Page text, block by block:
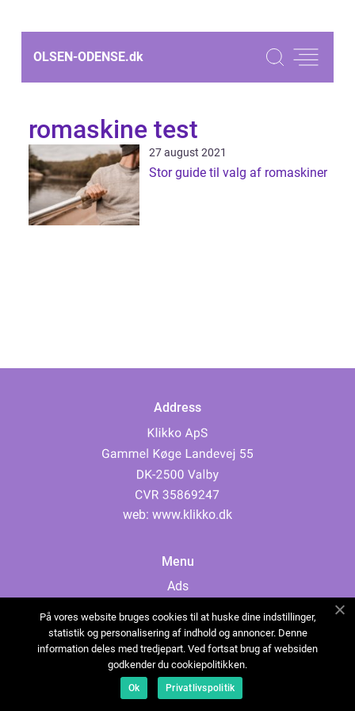
OLSEN-ODENSE.dk
romaskine test
27 august 2021
Stor guide til valg af romaskiner
Address
web: www.klikko.dk
Menu
Ads
Cookies
Contact
Sitemap
På vores website bruges cookies til at huske dine indstillinger,
statistik og personalisering af indhold og annoncer. Denne
information deles med tredjepart. Ved fortsat brug af websiden
godkender du cookiepolitikken.
Ok Privatlivspolitik